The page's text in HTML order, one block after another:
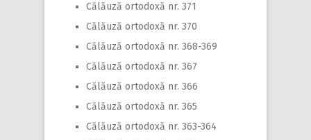
Călăuză ortodoxă nr. 371
Călăuză ortodoxă nr. 370
Călăuză ortodoxă nr. 368-369
Călăuză ortodoxă nr. 367
Călăuză ortodoxă nr. 366
Călăuză ortodoxă nr. 365
Călăuză ortodoxă nr. 363-364